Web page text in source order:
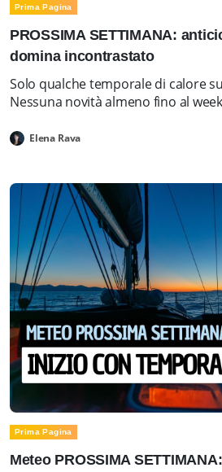
Prima Pagina
PROSSIMA SETTIMANA:
domina incontrastato
Solo qualche temporale di calore
Nessuna novità almeno fino al
Elena Rava
Prima Pagina
Meteo PROSSIMA